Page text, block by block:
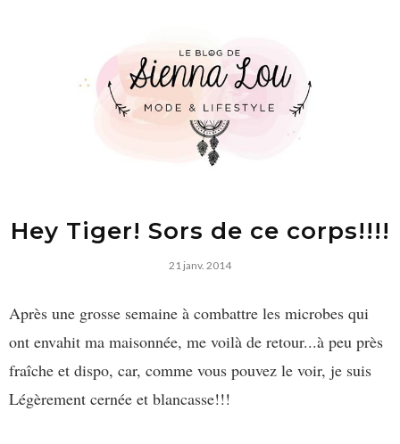
Hey Tiger! Sors de ce corps!!!!
21 janv. 2014
Après une grosse semaine à combattre les microbes qui
ont envahit ma maisonnée, me voilà de retour...à peu près
fraîche et dispo, car, comme vous pouvez le voir, je suis
Légèrement cernée et blancasse!!!